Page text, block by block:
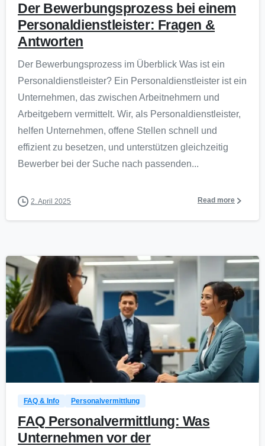
Der Bewerbungsprozess bei einem
Personaldienstleister: Fragen &
Antworten
Der Bewerbungsprozess im Überblick Was ist ein
Personaldienstleister? Ein Personaldienstleister ist ein
Unternehmen, das zwischen Arbeitnehmern und
Arbeitgebern vermittelt. Wir, als Personaldienstleister,
helfen Unternehmen, offene Stellen schnell und
effizient zu besetzen, und unterstützen gleichzeitig
Bewerber bei der Suche nach passenden...
2. April 2025 Read more
0
FAQ & Info Personalvermittlung
FAQ Personalvermittlung: Was
Unternehmen vor der